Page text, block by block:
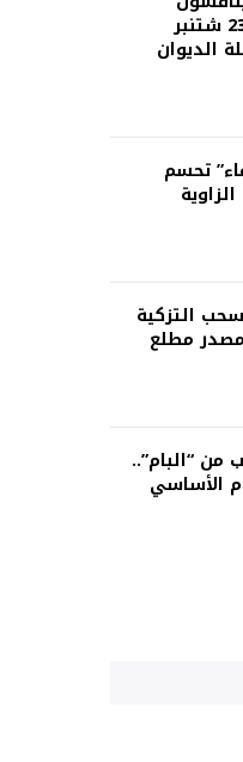
مقاطعة انتخابات 23 شتنبر
الديوان
تحسم
التزكية
مطلع
من “البام”..
الأساسي